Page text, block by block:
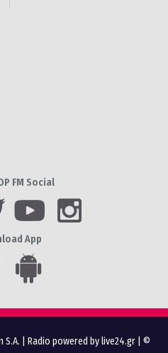
FM Social
App
S.A. Radio powered by live24.gr | ©